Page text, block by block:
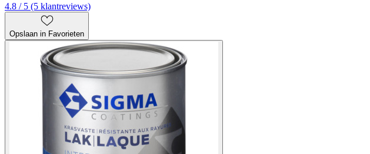
4.8 / 5 (5 klantreviews)
Opslaan in Favorieten